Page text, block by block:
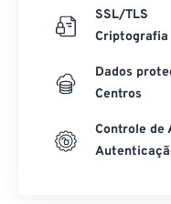
SSL/TLS
Criptografia
Dados
Centros
Controle de